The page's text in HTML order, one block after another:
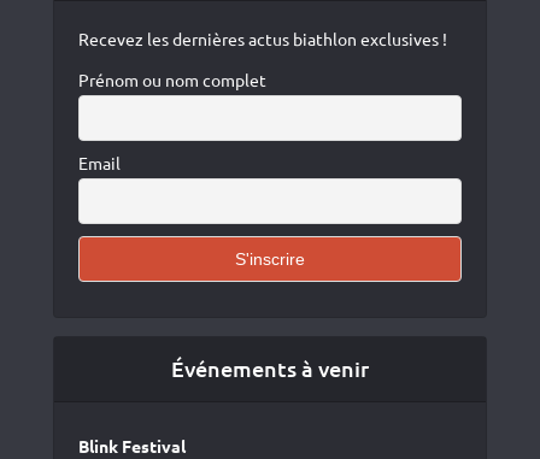
Recevez les dernières actus biathlon exclusives !
Prénom ou nom complet
Email
Événements à venir
Blink Festival